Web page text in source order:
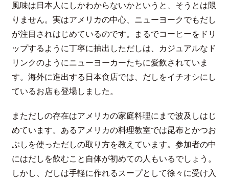
風味は日本人にしかわからないかというと、そうとは限
りません。実はアメリカの中心、ニューヨークでもだし
が注目されはじめているのです。まるでコーヒーをドリ
ップするように丁寧に抽出しただしは、カジュアルなド
リンクのようにニューヨーカーたちに愛飲されていま
す。海外に進出する日本食店では、だしをイチオシにし
ているお店も登場しました。
まただしの存在はアメリカの家庭料理にまで波及しはじ
めています。あるアメリカの料理教室では昆布とかつお
ぶしを使っただしの取り方を教えています。参加者の中
にはだしを飲むこと自体が初めての人もいるでしょう。
しかし、だしは手軽に作れるスープとして徐々に受け入